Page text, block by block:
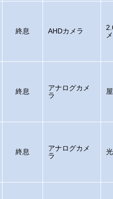
終息 AHDカメラ
終息
アナログカメ
ラ
終息
アナログカメ
ラ